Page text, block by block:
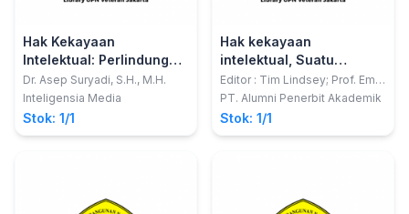
Hak Kekayaan
Intelektual: Perlindungan
dan Kepastian Hukum
dalam PendaftaranMerek
dengan Menggunakan
Sistem Konstitutif
Dr. Asep Suryadi, S.H., M.H.
Inteligensia Media
Stok: 1/1
Hak kekayaan
intelektual, Suatu
pengantar
Editor : Tim Lindsey; Prof. Em.
Dr. Eddy Damian, S.H.; Prof.
Suryo Utomo, S.H., LL.M.
PT. Alumni Penerbit Akademik
Stok: 1/1